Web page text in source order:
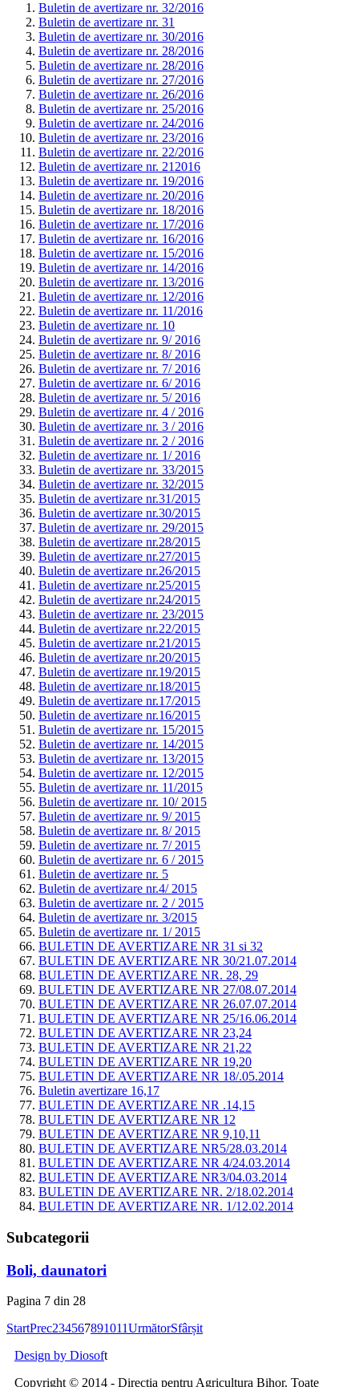
Buletin de avertizare nr. 32/2016
Buletin de avertizare nr. 31
Buletin de avertizare nr. 30/2016
Buletin de avertizare nr. 28/2016
Buletin de avertizare nr. 28/2016
Buletin de avertizare nr. 27/2016
Buletin de avertizare nr. 26/2016
Buletin de avertizare nr. 25/2016
Buletin de avertizare nr. 24/2016
Buletin de avertizare nr. 23/2016
Buletin de avertizare nr. 22/2016
Buletin de avertizare nr. 212016
Buletin de avertizare nr. 19/2016
Buletin de avertizare nr. 20/2016
Buletin de avertizare nr. 18/2016
Buletin de avertizare nr. 17/2016
Buletin de avertizare nr. 16/2016
Buletin de avertizare nr. 15/2016
Buletin de avertizare nr. 14/2016
Buletin de avertizare nr. 13/2016
Buletin de avertizare nr. 12/2016
Buletin de avertizare nr. 11/2016
Buletin de avertizare nr. 10
Buletin de avertizare nr. 9/ 2016
Buletin de avertizare nr. 8/ 2016
Buletin de avertizare nr. 7/ 2016
Buletin de avertizare nr. 6/ 2016
Buletin de avertizare nr. 5/ 2016
Buletin de avertizare nr. 4 / 2016
Buletin de avertizare nr. 3 / 2016
Buletin de avertizare nr. 2 / 2016
Buletin de avertizare nr. 1/ 2016
Buletin de avertizare nr. 33/2015
Buletin de avertizare nr. 32/2015
Buletin de avertizare nr.31/2015
Buletin de avertizare nr.30/2015
Buletin de avertizare nr. 29/2015
Buletin de avertizare nr.28/2015
Buletin de avertizare nr.27/2015
Buletin de avertizare nr.26/2015
Buletin de avertizare nr.25/2015
Buletin de avertizare nr.24/2015
Buletin de avertizare nr. 23/2015
Buletin de avertizare nr.22/2015
Buletin de avertizare nr.21/2015
Buletin de avertizare nr.20/2015
Buletin de avertizare nr.19/2015
Buletin de avertizare nr.18/2015
Buletin de avertizare nr.17/2015
Buletin de avertizare nr.16/2015
Buletin de avertizare nr. 15/2015
Buletin de avertizare nr. 14/2015
Buletin de avertizare nr. 13/2015
Buletin de avertizare nr. 12/2015
Buletin de avertizare nr. 11/2015
Buletin de avertizare nr. 10/ 2015
Buletin de avertizare nr. 9/ 2015
Buletin de avertizare nr. 8/ 2015
Buletin de avertizare nr. 7/ 2015
Buletin de avertizare nr. 6 / 2015
Buletin de avertizare nr. 5
Buletin de avertizare nr.4/ 2015
Buletin de avertizare nr. 2 / 2015
Buletin de avertizare nr. 3/2015
Buletin de avertizare nr. 1/ 2015
BULETIN DE AVERTIZARE NR 31 si 32
BULETIN DE AVERTIZARE NR 30/21.07.2014
BULETIN DE AVERTIZARE NR. 28, 29
BULETIN DE AVERTIZARE NR 27/08.07.2014
BULETIN DE AVERTIZARE NR 26.07.07.2014
BULETIN DE AVERTIZARE NR 25/16.06.2014
BULETIN DE AVERTIZARE NR 23,24
BULETIN DE AVERTIZARE NR 21,22
BULETIN DE AVERTIZARE NR 19,20
BULETIN DE AVERTIZARE NR 18/.05.2014
Buletin avertizare 16,17
BULETIN DE AVERTIZARE NR .14,15
BULETIN DE AVERTIZARE NR 12
BULETIN DE AVERTIZARE NR 9,10,11
BULETIN DE AVERTIZARE NR5/28.03.2014
BULETIN DE AVERTIZARE NR 4/24.03.2014
BULETIN DE AVERTIZARE NR3/04.03.2014
BULETIN DE AVERTIZARE NR. 2/18.02.2014
BULETIN DE AVERTIZARE NR. 1/12.02.2014
Subcategorii
Boli, daunatori
Pagina 7 din 28
StartPrec234567891011UrmătorSfârșit
Design by Diosoft
Copyright © 2014 - Directia pentru Agricultura Bihor. Toate